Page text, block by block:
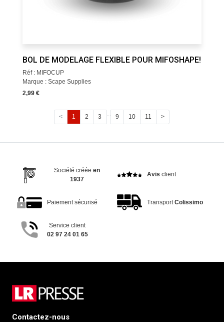
BOL DE MODELAGE FLEXIBLE POUR MIFOSHAPE!
Réf : MIFOCUP
Marque : Scape Supplies
2,99 €
< 1 2 3 ... 9 10 11 >
Société créée en
1937
Avis client
Paiement sécurisé TransportColissimo
Service client
02 97 24 01 65
Contactez-nous